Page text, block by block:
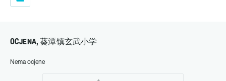
OCJENA, 葵潭镇玄武小学
Nema ocjene